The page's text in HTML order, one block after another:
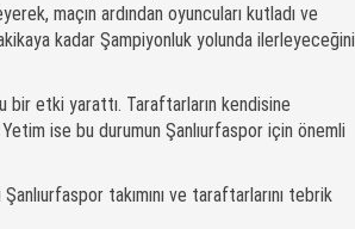
maçın ardından oyuncuları kutladı ve
kadar Şampiyonluk yolunda ilerleyeceğini
bir etki yarattı. Taraftarların kendisine
ise bu durumun Şanlıurfaspor için önemli
takımını ve taraftarlarını tebrik